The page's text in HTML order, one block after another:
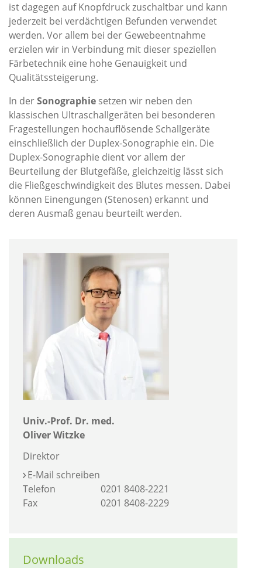
ist dagegen auf Knopfdruck zuschaltbar und kann
jederzeit bei verdächtigen Befunden verwendet
werden. Vor allem bei der Gewebeentnahme
erzielen wir in Verbindung mit dieser speziellen
Färbetechnik eine hohe Genauigkeit und
Qualitätssteigerung.
In derSonographie setzen wir neben den
klassischen Ultraschallgeräten bei besonderen
Fragestellungen hochauflösende Schallgeräte
einschließlich der Duplex-Sonographie ein. Die
Duplex-Sonographie dient vor allem der
Beurteilung der Blutgefäße, gleichzeitig lässt sich
die Fließgeschwindigkeit des Blutes messen. Dabei
können Einengungen (Stenosen) erkannt und
deren Ausmaß genau beurteilt werden.
Univ.-Prof. Dr. med.
Oliver Witzke
Direktor
E-Mail schreiben
Telefon
0201 8408-2221
Fax
0201 8408-2229
Downloads